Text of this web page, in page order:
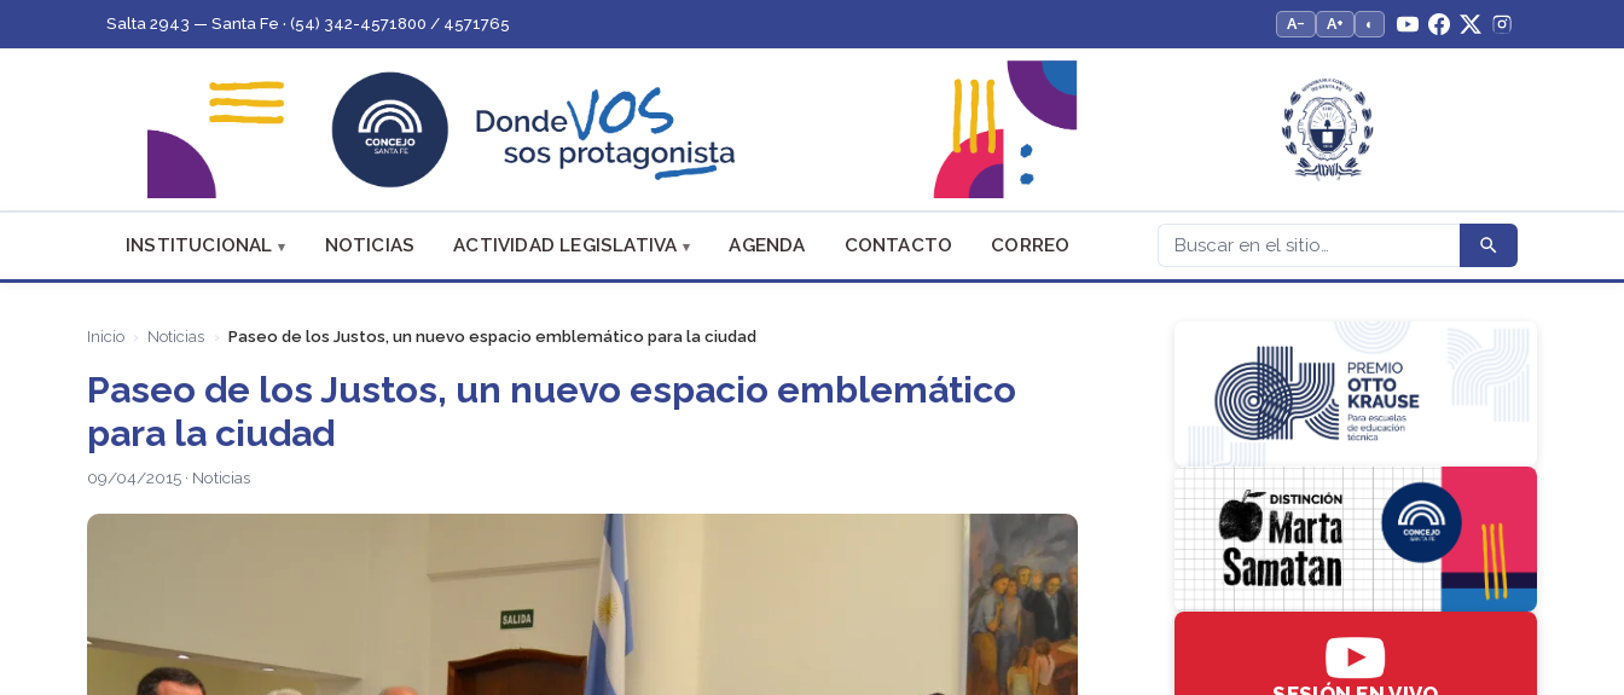
Salta 2943 — Santa Fe · (54) 342-4571800 / 4571765 A− A+ ◐
INSTITUCIONAL NOTICIAS ACTIVIDAD LEGISLATIVA AGENDA CONTACTO CORREO
Inicio Noticias Paseo de los Justos, un nuevo espacio emblemático para la ciudad
Paseo de los Justos, un nuevo espacio emblemático
para la ciudad
09/04/2015 · Noticias